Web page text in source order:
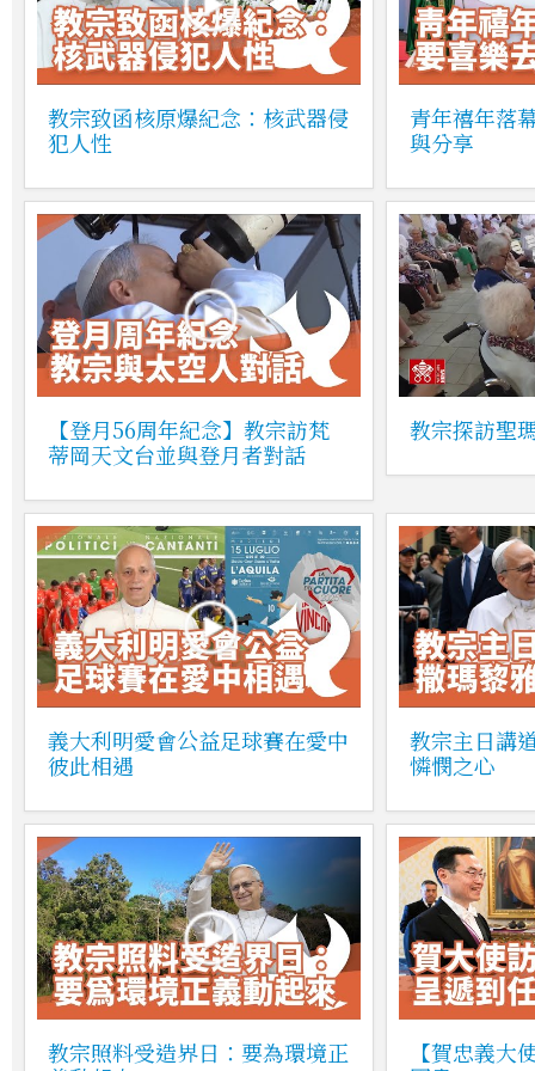
教宗致函核原爆紀念：核武器侵
犯人性
青年禧年落
與分享
【登月56周年紀念】教宗訪梵
蒂岡天文台並與登月者對話
教宗探訪聖
義大利明愛會公益足球賽在愛中
彼此相遇
教宗主日講
憐憫之心
教宗照料受造界日：要為環境正
【賀忠義大